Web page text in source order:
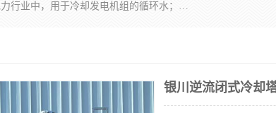
冷却塔广泛应用于工业、电力行业、空调系统等领域。在电力行业中，用于冷却发电机组的循环水；在工业生产中，如化工、冶金等行业，可降低生产过程中产生的热量；在空调系统中，为空调设备提供冷却水源
银川逆流闭式冷却